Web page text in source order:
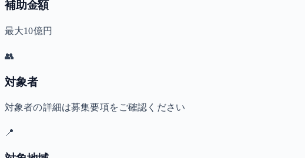
補助金額
最大10億円
👥
対象者
対象者の詳細は募集要項をご確認ください
📍